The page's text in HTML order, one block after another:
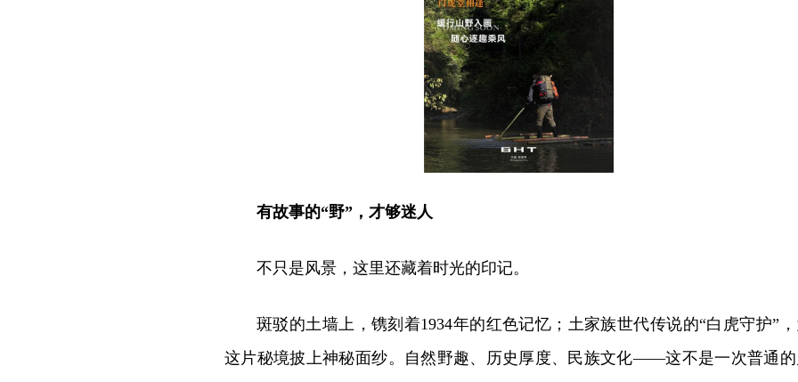
有故事的“野”，才够迷人
不只是风景，这里还藏着时光的印记。
斑驳的土墙上，镌刻着1934年的红色记忆；土家族世代传说的“白虎守护”
这片秘境披上神秘面纱。自然野趣、历史厚度、民族文化——这不是一次普通